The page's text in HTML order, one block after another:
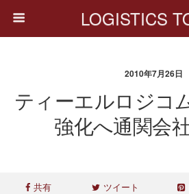
LOGISTICS
2010年7月26日
ティーエルロジコ
強化へ通関会
共有 ツイート